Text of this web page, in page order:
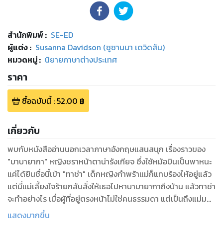
สำนักพิมพ์: SE-ED
ผู้แต่ง : Susanna Davidson (ซูซานนา เดวิดสัน)
หมวดหมู่: นิยายภาษาต่างประเทศ
ราคา
ซื้อฉบับนี้: 52.00 ฿
เกี่ยวกับ
พบกับหนังสืออ่านนอกเวลาภาษาอังกฤษแสนสนุก เรื่องราวของ
"บาบายากา" หญิงชราหน้าตาน่ารังเกียจ ซึ่งใช้หม้อบินเป็นพาหนะ
แค่ได้ยินชื่อนี้เข้า "ทาช่า" เด็กหญิงกำพร้าแม่ก็แทบร้องไห้อยู่แล้ว
แต่นี่แม่เลี้ยงใจร้ายกลับสั่งให้เธอไปหาบาบายากาถึงบ้าน แล้วทาช่า
จะทำอย่างไร เมื่อผู้ที่อยู่ตรงหน้าไม่ใช่คนธรรมดา แต่เป็นถึงแม่มด
แสดงมากขึ้น